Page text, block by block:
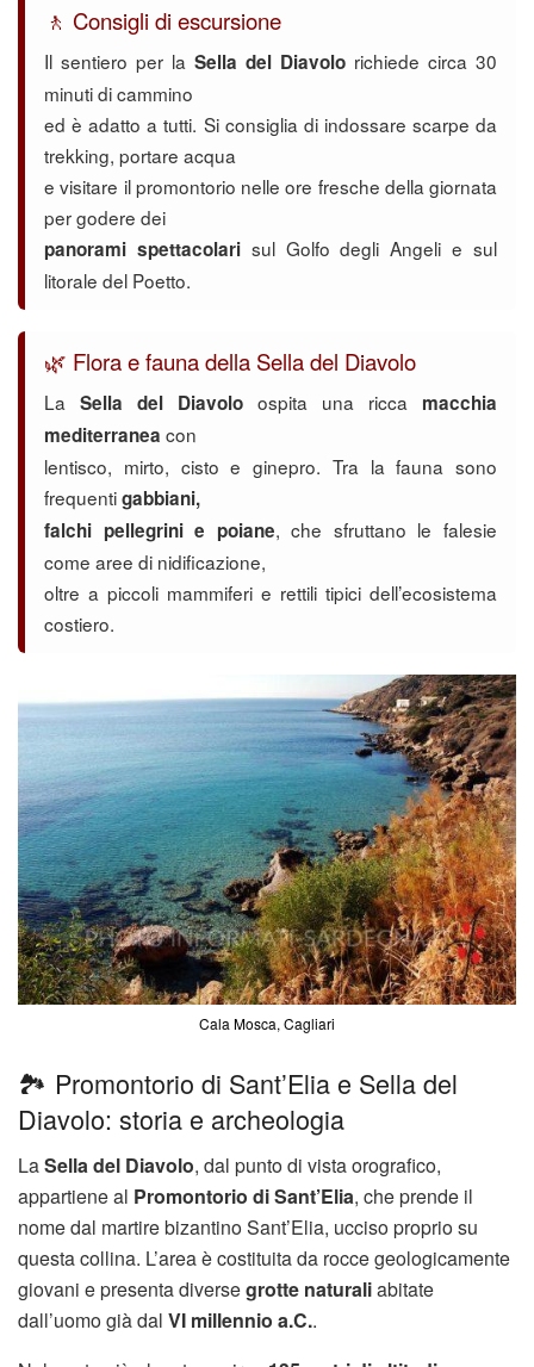
🚶 Consigli di escursione
Il sentiero per la Sella del Diavolo richiede circa 30
minuti di cammino
ed è adatto a tutti. Si consiglia di indossare scarpe da
trekking, portare acqua
e visitare il promontorio nelle ore fresche della giornata
per godere dei
panorami spettacolarisul Golfo degli Angeli e sul
litorale del Poetto.
🌿 Flora e fauna della Sella del Diavolo
La Sella del Diavolo ospita una ricca macchia
mediterranea con
lentisco, mirto, cisto e ginepro. Tra la fauna sono
frequentigabbiani,
falchi pellegrini e poiane, che sfruttano le falesie
come aree di nidificazione,
oltre a piccoli mammiferi e rettili tipici dell’ecosistema
costiero.
Cala Mosca, Cagliari
🏞️ Promontorio di Sant’Elia e Sella del
Diavolo: storia e archeologia
LaSella del Diavolo, dal punto di vista orografico,
appartiene al Promontorio di Sant’Elia, che prende il
nome dal martire bizantino Sant’Elia, ucciso proprio su
questa collina. L’area è costituita da rocce geologicamente
giovani e presenta diversegrotte naturaliabitate
dall’uomo già dal VI millennio a.C..